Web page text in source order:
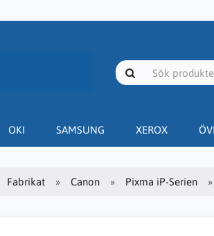
OKI SAMSUNG XEROX
Fabrikat Canon Pixma iP-Serien